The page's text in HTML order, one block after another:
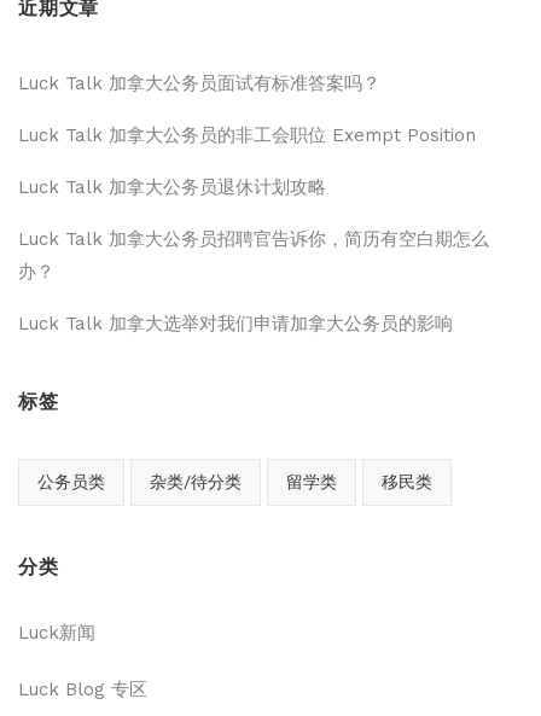
近期文章
Luck Talk 加拿大公务员面试有标准答案吗？
Luck Talk 加拿大公务员的非工会职位 Exempt Position
Luck Talk 加拿大公务员退休计划攻略
Luck Talk 加拿大公务员招聘官告诉你，简历有空白期怎么
办？
Luck Talk 加拿大选举对我们申请加拿大公务员的影响
标签
公务员类 杂类/待分类 留学类 移民类
分类
Luck新闻
Luck Blog 专区